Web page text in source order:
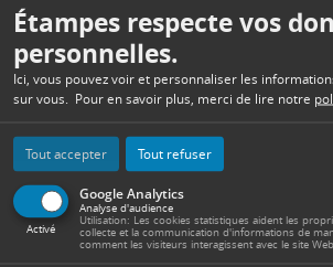
Étampes respecte vos
personnelles.
Ici, vous pouvez voir et personnaliser les
sur vous. Pour en savoir plus, merci de lire notre
Tout accepter Tout refuser
Google Analytics
Activé
Analyse d'audience
Utilisation: Les cookies statistiques aident les
collecte et la communication d'informations de
comment les visiteurs interagissent avec le site Web.
Place de l’Hôtel de Ville et des Droits de
91150 Étampes